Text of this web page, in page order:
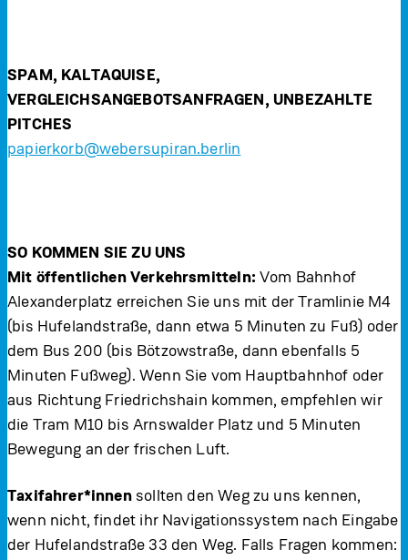
SPAM, KALTAQUISE,
VERGLEICHSANGEBOTSANFRAGEN, UNBEZAHLTE
PITCHES
papierkorb@webersupiran.berlin
SO KOMMEN SIE ZU UNS
Mit öffentlichen Verkehrsmitteln: Vom Bahnhof
Alexanderplatz erreichen Sie uns mit der Tramlinie M4
(bis Hufelandstraße, dann etwa 5 Minuten zu Fuß) oder
dem Bus 200 (bis Bötzowstraße, dann ebenfalls 5
Minuten Fußweg). Wenn Sie vom Hauptbahnhof oder
aus Richtung Friedrichshain kommen, empfehlen wir
die Tram M10 bis Arnswalder Platz und 5 Minuten
Bewegung an der frischen Luft.
Taxifahrer*innensollten den Weg zu uns kennen,
wenn nicht, findet ihr Navigationssystem nach Eingabe
der Hufelandstraße 33 den Weg. Falls Fragen kommen: